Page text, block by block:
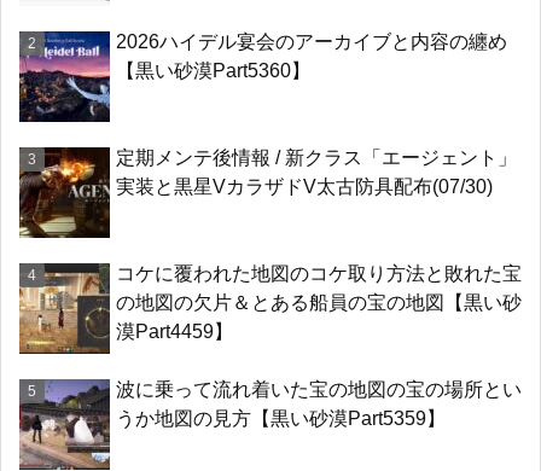
2026ハイデル宴会のアーカイブと内容の纏め
【黒い砂漠Part5360】
定期メンテ後情報 / 新クラス「エージェント」
実装と黒星VカラザドV太古防具配布(07/30)
コケに覆われた地図のコケ取り方法と敗れた宝
の地図の欠片＆とある船員の宝の地図【黒い砂
漠Part4459】
波に乗って流れ着いた宝の地図の宝の場所とい
うか地図の見方【黒い砂漠Part5359】